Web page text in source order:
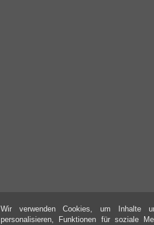
Wir verwenden Cookies, um Inhalte
personalisieren, Funktionen für soziale